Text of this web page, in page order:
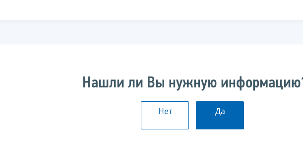
Нашли ли Вы нужную
Нет Да